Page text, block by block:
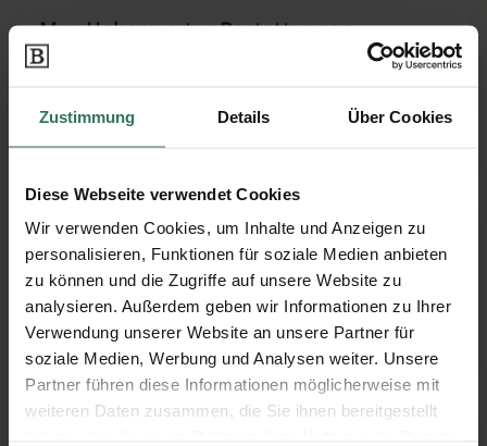
Zustimmung Details Über Cookies
Diese Webseite verwendet Cookies
Wir verwenden Cookies, um Inhalte und Anzeigen zu
personalisieren, Funktionen für soziale Medien anbieten
zu können und die Zugriffe auf unsere Website zu
analysieren. Außerdem geben wir Informationen zu Ihrer
Verwendung unserer Website an unsere Partner für
soziale Medien, Werbung und Analysen weiter. Unsere
Partner führen diese Informationen möglicherweise mit
weiteren Daten zusammen, die Sie ihnen bereitgestellt
Max Hohenwarter Bestattungen
Freyunger Straße 28
94065 Waldkirchen
Moser Bestattungsinstitut
Vorderfreundorfer Straße 4
94143 Grainet